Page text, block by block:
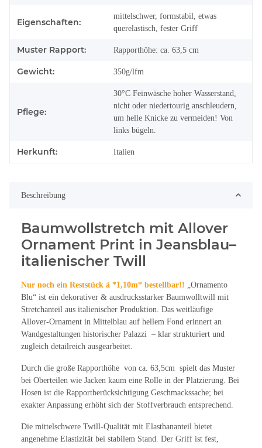
Eigenschaften:
mittelschwer, formstabil, etwas
querelastisch, fester Griff
Muster Rapport: Rapporthöhe: ca. 63,5 cm
Gewicht: 350g/lfm
Pflege:
30°C Feinwäsche hoher Wasserstand,
nicht oder niedertourig anschleudern,
um helle Knicke zu vermeiden! Von
links bügeln.
Herkunft: Italien
Beschreibung
Baumwollstretch mit Allover
Ornament Print in Jeansblau–
italienischer Twill
Nur noch ein Reststück à *1,10m* bestellbar!! „Ornamento
Blu“ ist ein dekorativer & ausdrucksstarker Baumwolltwill mit
Stretchanteil aus italienischer Produktion. Das weitläufige
Allover-Ornament in Mittelblau auf hellem Fond erinnert an
Wandgestaltungen historischer Palazzi – klar strukturiert und
zugleich detailreich ausgearbeitet.
Durch die große Rapporthöhe von ca. 63,5cm spielt das Muster
bei Oberteilen wie Jacken kaum eine Rolle in der Platzierung. Bei
Hosen ist die Rapportberücksichtigung Geschmackssache; bei
exakter Anpassung erhöht sich der Stoffverbrauch entsprechend.
Die mittelschwere Twill-Qualität mit Elasthananteil bietet
angenehme Elastizität bei stabilem Stand. Der Griff ist fest,